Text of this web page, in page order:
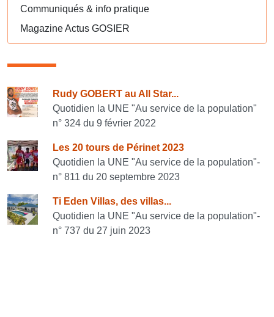
Communiqués & info pratique
Magazine Actus GOSIER
Consulter également
Rudy GOBERT au All Star...
Quotidien la UNE "Au service de la population"
n° 324 du 9 février 2022
Les 20 tours de Périnet 2023
Quotidien la UNE "Au service de la population"-
n° 811 du 20 septembre 2023
Ti Eden Villas, des villas...
Quotidien la UNE "Au service de la population"-
n° 737 du 27 juin 2023